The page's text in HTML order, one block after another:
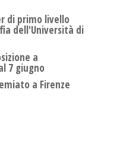
di primo livello
dell'Università di
a
7 giugno
a Firenze